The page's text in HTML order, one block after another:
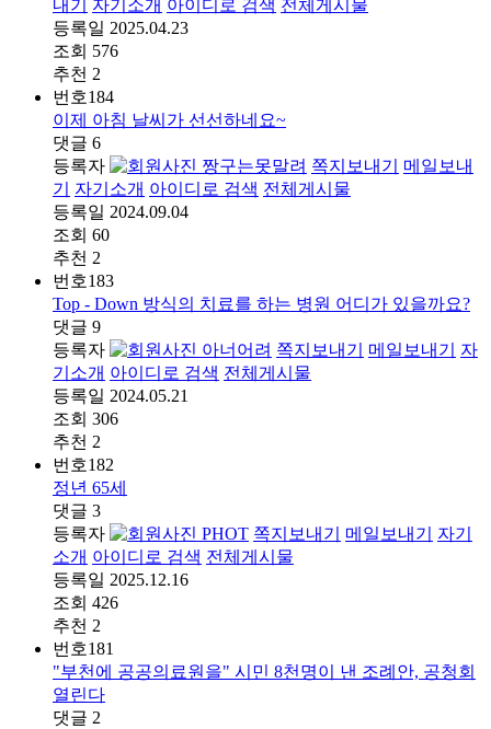
내기 자기소개 아이디로 검색 전체게시물
등록일 2025.04.23
조회 576
추천 2
번호184
이제 아침 날씨가 선선하네요~
댓글 6
등록자
짱구는못말려 쪽지보내기
메일보내
기
자기소개 아이디로 검색 전체게시물
등록일 2024.09.04
조회 60
추천 2
번호183
Top - Down 방식의 치료를 하는 병원 어디가 있을까요?
댓글 9
등록자
아너어려 쪽지보내기 메일보내기
자
기소개 아이디로 검색 전체게시물
등록일 2024.05.21
조회 306
추천 2
번호182
정년 65세
댓글 3
등록자
PHOT 쪽지보내기 메일보내기
자기
소개 아이디로 검색 전체게시물
등록일 2025.12.16
조회 426
추천 2
번호181
"부천에 공공의료원을" 시민 8천명이 낸 조례안, 공청회
열린다
댓글 2